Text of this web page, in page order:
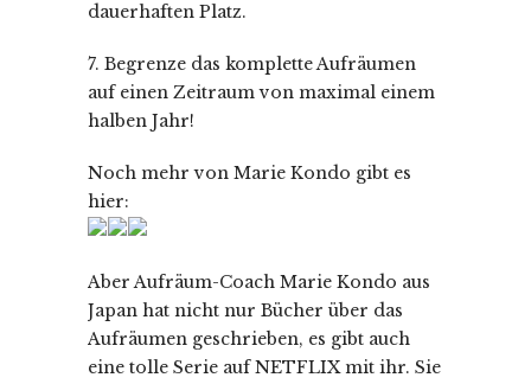
dauerhaften Platz.
7. Begrenze das komplette Aufräumen
auf einen Zeitraum von maximal einem
halben Jahr!
Noch mehr von Marie Kondo gibt es
hier:
Aber Aufräum-Coach Marie Kondo aus
Japan hat nicht nur Bücher über das
Aufräumen geschrieben, es gibt auch
eine tolle Serie auf NETFLIX mit ihr. Sie